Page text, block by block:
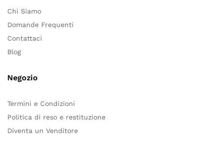
Chi Siamo
Domande Frequenti
Contattaci
Blog
Negozio
Termini e Condizioni
Politica di reso e restituzione
Diventa un Venditore